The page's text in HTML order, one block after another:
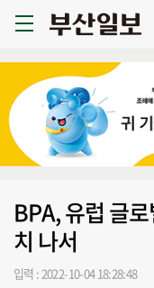
BPA, 유럽 글
치 나서
입력 : 2022-10-04 18:28:48